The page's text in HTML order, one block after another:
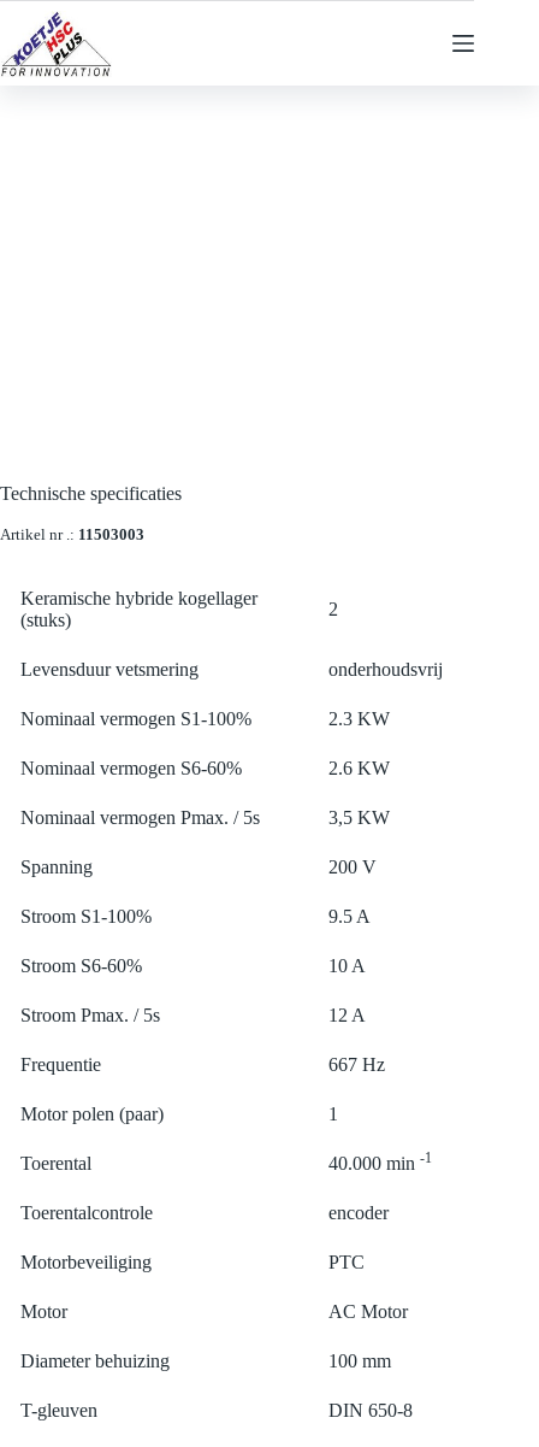
de
inhoud
Technische specificaties
Artikel nr .: 11503003
Keramische hybride kogellager
(stuks)
2
Levensduur vetsmering onderhoudsvrij
Nominaal vermogen S1-100% 2.3 KW
Nominaal vermogen S6-60% 2.6 KW
Nominaal vermogen Pmax. / 5s 3,5 KW
Spanning 200 V
Stroom S1-100% 9.5 A
Stroom S6-60% 10 A
Stroom Pmax. / 5s 12 A
Frequentie 667 Hz
Motor polen (paar) 1
Toerental 40.000 min -1
Toerentalcontrole encoder
Motorbeveiliging PTC
Motor AC Motor
Diameter behuizing 100 mm
T-gleuven DIN 650-8